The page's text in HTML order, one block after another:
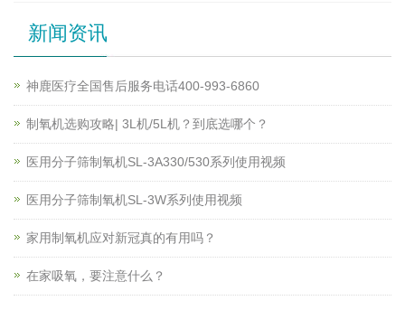
新闻资讯
神鹿医疗全国售后服务电话400-993-6860
制氧机选购攻略| 3L机/5L机？到底选哪个？
医用分子筛制氧机SL-3A330/530系列使用视频
医用分子筛制氧机SL-3W系列使用视频
家用制氧机应对新冠真的有用吗？
在家吸氧，要注意什么？